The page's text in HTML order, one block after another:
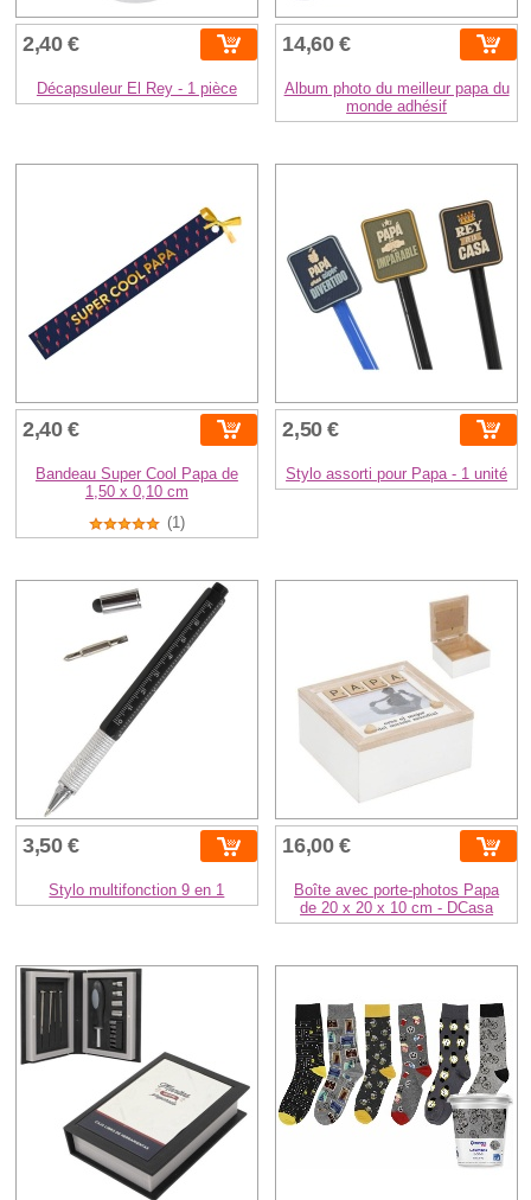
2,40 €
Décapsuleur El Rey - 1 pièce
14,60 €
Album photo du meilleur papa du
monde adhésif
2,40 €
Bandeau Super Cool Papa de
1,50 x 0,10 cm
(1)
2,50 €
Stylo assorti pour Papa - 1 unité
3,50 €
Stylo multifonction 9 en 1
16,00 €
Boîte avec porte-photos Papa
de 20 x 20 x 10 cm - DCasa